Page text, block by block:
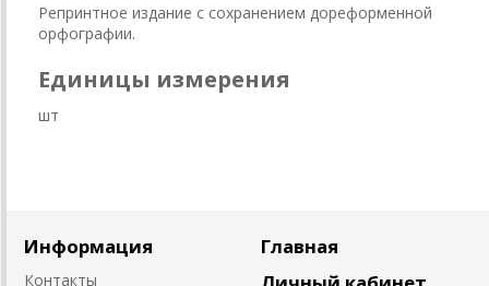
Репринтное издание с сохранением дореформенной
орфографии.
Единицы измерения
шт
Информация
Контакты
Главная